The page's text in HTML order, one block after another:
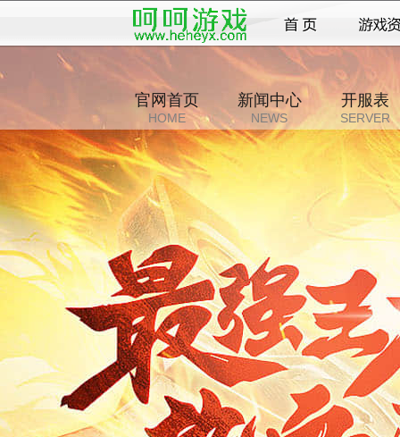
官网首页
HOME
新闻中心
NEWS
开服表
SERVER